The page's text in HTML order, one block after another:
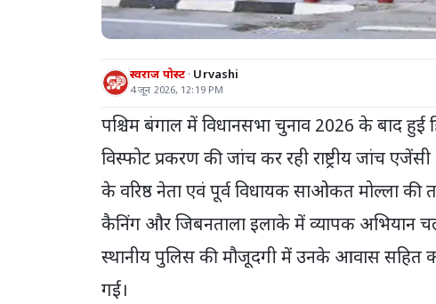
स्वराज पोस्ट Urvashi
4 जून 2026, 12:19 PM
पश्चिम बंगाल में विधानसभा चुनाव 2026 के बाद
विस्फोट प्रकरण की जांच कर रही राष्ट्रीय जांच
के वरिष्ठ नेता एवं पूर्व विधायक साओकत मोल्ला
कैनिंग और जिबनताला इलाके में व्यापक अभियान
स्थानीय पुलिस की मौजूदगी में उनके आवास सहित
गई।